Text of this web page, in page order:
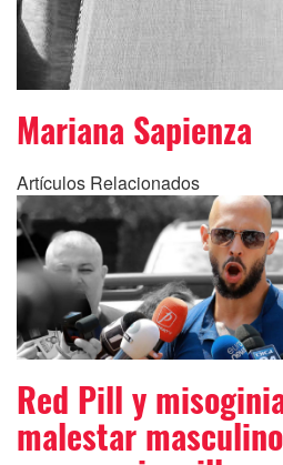
Mariana Sapienza
Artículos Relacionados
Red Pill y
malestar